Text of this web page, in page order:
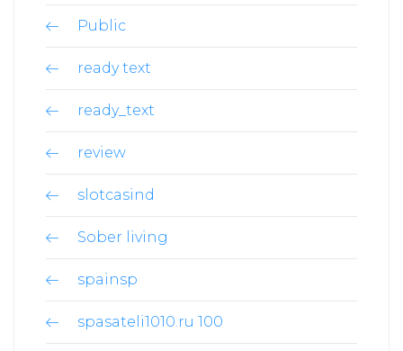
Public
ready text
ready_text
review
slotcasind
Sober living
spainsp
spasateli1010.ru 100